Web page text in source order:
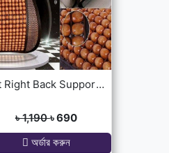
Sit Right Back Support For Any Kind Of Chair High Quality
৳ 1,190৳ 690
অর্ডার করুন